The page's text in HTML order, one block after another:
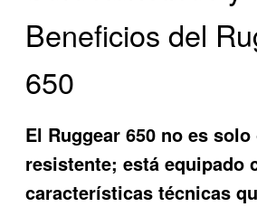
Beneficios del
650
El Ruggear 650 no es
resistente; está equipado
características técnicas